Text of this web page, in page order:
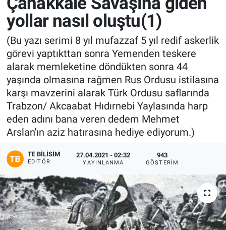
yollar nasıl oluştu(1)
(Bu yazı serimi 8 yıl mufazzaf 5 yıl redif askerlik
görevi yaptıkttan sonra Yemenden teskere
alarak memleketine döndükten sonra 44
yaşında olmasına rağmen Rus Ordusu istilasına
karşı mavzerini alarak Türk Ordusu saflarında
Trabzon/ Akcaabat Hıdırnebi Yaylasında harp
eden adını bana veren dedem Mehmet
Arslan'ın aziz hatırasına hediye ediyorum.)
TE BILISIM
EDITÖR
27.04.2021 - 02:32
YAYINLANMA
943
GÖSTERIM
Süper Lig Puan Durumu ve Fikstür
Tüm Manşetler
Son Dakika Haberleri
Haber Arşivi